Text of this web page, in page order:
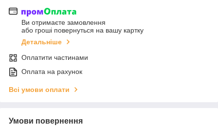
Ви отримаєте замовлення
або гроші повернуться на вашу картку
Детальніше
Оплатити частинами
Оплата на рахунок
Всі умови оплати
Умови повернення